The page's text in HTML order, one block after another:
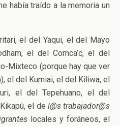
había traído a la memoria un
el del Yaqui, el del Mayo
el del Comca’c, el del
Mixteco (porque hay que ver
el del Kumiai, el del Kiliwa, el
el del Tepehuano, el del
el de l@s trabajador@s
locales y foráneos, el